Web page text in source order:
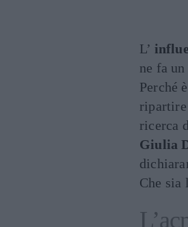
L’
ne fa
Perché
ripartire
ricerca
Giulia
Che sia